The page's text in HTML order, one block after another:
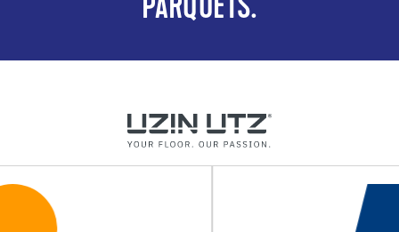
PARQUETS.